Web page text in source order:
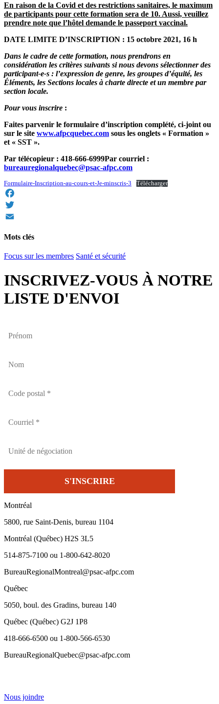
En raison de la Covid et des restrictions sanitaires, le maximum
de participants pour cette formation sera de 10. Aussi, veuillez
prendre note que l’hôtel demande le passeport vaccinal.
DATE LIMITE D’INSCRIPTION : 15 octobre 2021, 16 h
Dans le cadre de cette formation, nous prendrons en
considération les critères suivants si nous devons sélectionner des
participant-e-s : l’expression de genre, les groupes d’équité, les
Éléments, les Sections locales à charte directe et un membre par
section locale.
Pour vous inscrire :
Faites parvenir le formulaire d’inscription complété, ci-joint ou
sur le site www.afpcquebec.com sous les onglets « Formation »
et « SST ».
Par télécopieur : 418-666-6999Par courriel :
bureauregionalquebec@psac-afpc.com
Formulaire-Inscription-au-cours-et-Je-minscris-3 Télécharger
Facebook
Twitter
Mots clés
Focus sur les membres Santé et sécurité
INSCRIVEZ-VOUS À NOTRE
LISTE D'ENVOI
Montréal
5800, rue Saint-Denis, bureau 1104
Montréal (Québec) H2S 3L5
514-875-7100 ou 1-800-642-8020
BureauRegionalMontreal@psac-afpc.com
Québec
5050, boul. des Gradins, bureau 140
Québec (Québec) G2J 1P8
418-666-6500 ou 1-800-566-6530
BureauRegionalQuebec@psac-afpc.com
Nous joindre